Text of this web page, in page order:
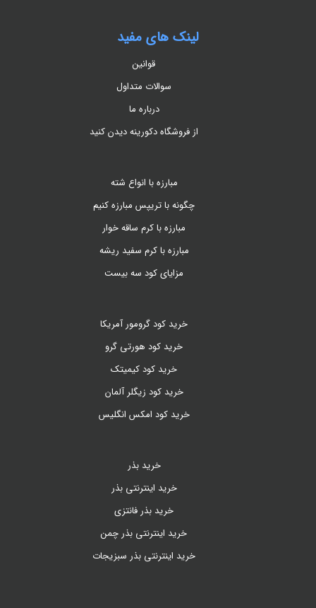
لینک های مفید
قوانین
سوالات متداول
درباره ما
از فروشگاه دکورینه دیدن کنید
مبارزه با انواع شته
چگونه با تریپس مبارزه کنیم
مبارزه با کرم ساقه خوار
مبارزه با کرم سفید ریشه
مزایای کود سه بیست
خرید کود گرومور آمریکا
خرید کود هورتی گرو
خرید کود کیمیتک
خرید کود زیگلر آلمان
خرید کود امکس انگلیس
خرید بذر
خرید اینترنتی بذر
خرید بذر فانتزی
خرید اینترنتی بذر چمن
خرید اینترنتی بذر سبزیجات